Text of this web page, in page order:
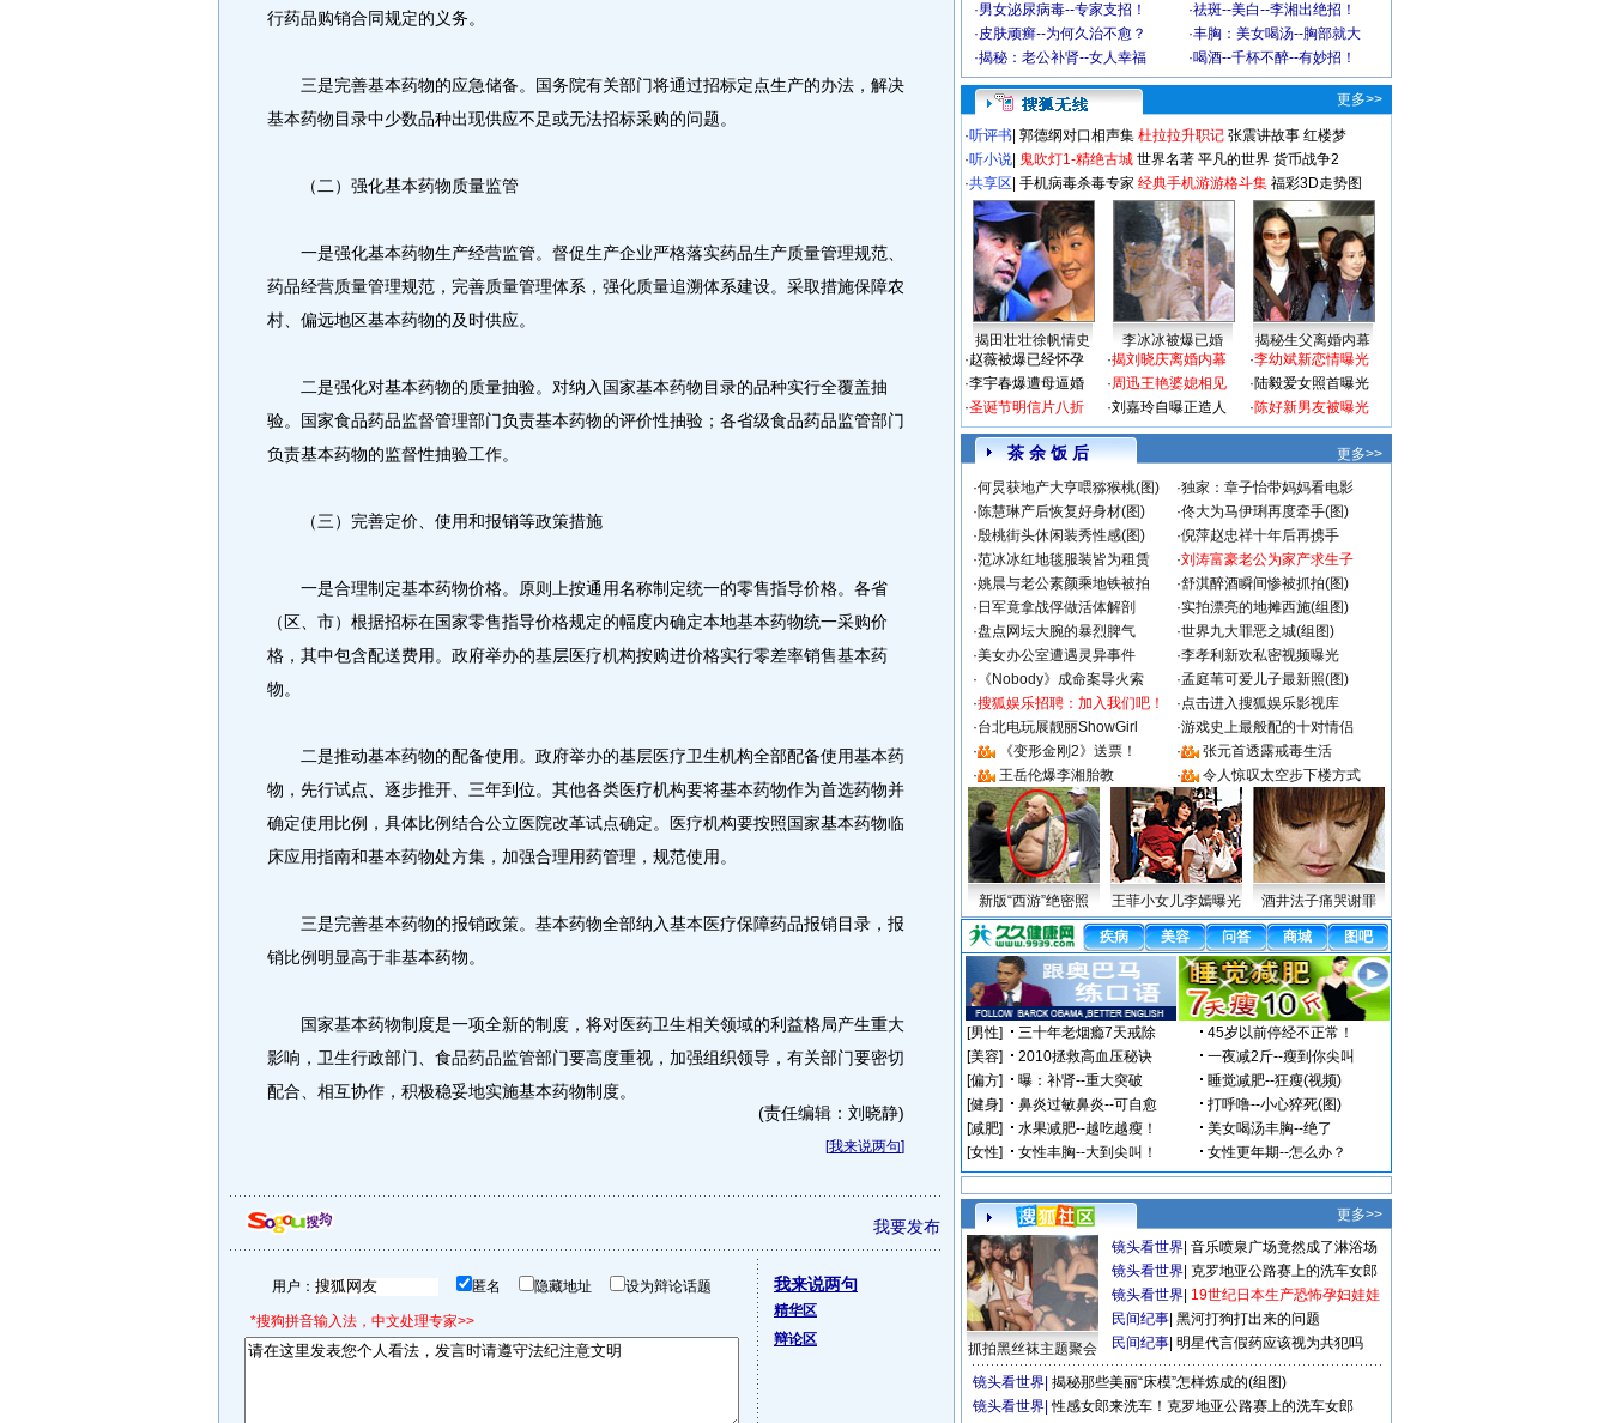
行药品购销合同规定的义务。
三是完善基本药物的应急储备。国务院有关部门将通过招标定点生产的办法，解决
基本药物目录中少数品种出现供应不足或无法招标采购的问题。
（二）强化基本药物质量监管
一是强化基本药物生产经营监管。督促生产企业严格落实药品生产质量管理规范、
药品经营质量管理规范，完善质量管理体系，强化质量追溯体系建设。采取措施保障农
村、偏远地区基本药物的及时供应。
二是强化对基本药物的质量抽验。对纳入国家基本药物目录的品种实行全覆盖抽
验。国家食品药品监督管理部门负责基本药物的评价性抽验；各省级食品药品监管部门
负责基本药物的监督性抽验工作。
（三）完善定价、使用和报销等政策措施
一是合理制定基本药物价格。原则上按通用名称制定统一的零售指导价格。各省
（区、市）根据招标在国家零售指导价格规定的幅度内确定本地基本药物统一采购价
格，其中包含配送费用。政府举办的基层医疗机构按购进价格实行零差率销售基本药
物。
二是推动基本药物的配备使用。政府举办的基层医疗卫生机构全部配备使用基本药
物，先行试点、逐步推开、三年到位。其他各类医疗机构要将基本药物作为首选药物并
确定使用比例，具体比例结合公立医院改革试点确定。医疗机构要按照国家基本药物临
床应用指南和基本药物处方集，加强合理用药管理，规范使用。
三是完善基本药物的报销政策。基本药物全部纳入基本医疗保障药品报销目录，报
销比例明显高于非基本药物。
国家基本药物制度是一项全新的制度，将对医药卫生相关领域的利益格局产生重大
影响，卫生行政部门、食品药品监管部门要高度重视，加强组织领导，有关部门要密切
配合、相互协作，积极稳妥地实施基本药物制度。
(责任编辑：刘晓静)
[我来说两句]
我要发布
用户： 匿名 隐藏地址 设为辩论话题
*搜狗拼音输入法，中文处理专家>>
我来说两句
精华区
辩论区
·男女泌尿病毒--专家支招！ ·祛斑--美白--李湘出绝招！
·皮肤顽癣--为何久治不愈？ ·丰胸：美女喝汤--胸部就大
·揭秘：老公补肾--女人幸福 ·喝酒--千杯不醉--有妙招！
更多>>
·听评书 郭德纲对口相声集 杜拉拉升职记 张震讲故事 红楼梦
·听小说 鬼吹灯1-精绝古城 世界名著 平凡的世界 货币战争2
·共享区 手机病毒杀毒专家 经典手机游游格斗集 福彩3D走势图
揭田壮壮徐帆情史 李冰冰被爆已婚
揭秘生父离婚内幕
·赵薇被爆已经怀孕
·李宇春爆遭母逼婚
·圣诞节明信片八折
·揭刘晓庆离婚内幕
·周迅王艳婆媳相见
·刘嘉玲自曝正造人
·李幼斌新恋情曝光
·陆毅爱女照首曝光
·陈好新男友被曝光
茶 余 饭 后
更多>>
·何炅获地产大亨喂猕猴桃(图) ·独家：章子怡带妈妈看电影
·陈慧琳产后恢复好身材(图) ·佟大为马伊琍再度牵手(图)
·殷桃街头休闲装秀性感(图) ·倪萍赵忠祥十年后再携手
·范冰冰红地毯服装皆为租赁 ·刘涛富豪老公为家产求生子
·姚晨与老公素颜乘地铁被拍 ·舒淇醉酒瞬间惨被抓拍(图)
· 日军竟拿战俘做活体解剖 ·实拍漂亮的地摊西施(组图)
·盘点网坛大腕的暴烈脾气 ·世界九大罪恶之城(组图)
·美女办公室遭遇灵异事件 ·李孝利新欢私密视频曝光
· 《Nobody》成命案导火索 ·孟庭苇可爱儿子最新照(图)
·搜狐娱乐招聘：加入我们吧！ ·点击进入搜狐娱乐影视库
·台北电玩展靓丽ShowGirl ·游戏史上最般配的十对情侣
·
《变形金刚2》送票！ ·
张元首透露戒毒生活
·
王岳伦爆李湘胎教 · 令人惊叹太空步下楼方式
新版“西游”绝密照 王菲小女儿李嫣曝光 酒井法子痛哭谢罪
更多>>
抓拍黑丝袜主题聚会
镜头看世界 音乐喷泉广场竟然成了淋浴场
镜头看世界 克罗地亚公路赛上的洗车女郎
镜头看世界 19世纪日本生产恐怖孕妇娃娃
民间纪事 黑河打狗打出来的问题
民间纪事 明星代言假药应该视为共犯吗
镜头看世界 揭秘那些美丽“床模”怎样炼成的(组图)
镜头看世界 性感女郎来洗车！克罗地亚公路赛上的洗车女郎